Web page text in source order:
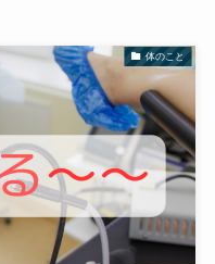
体のこと